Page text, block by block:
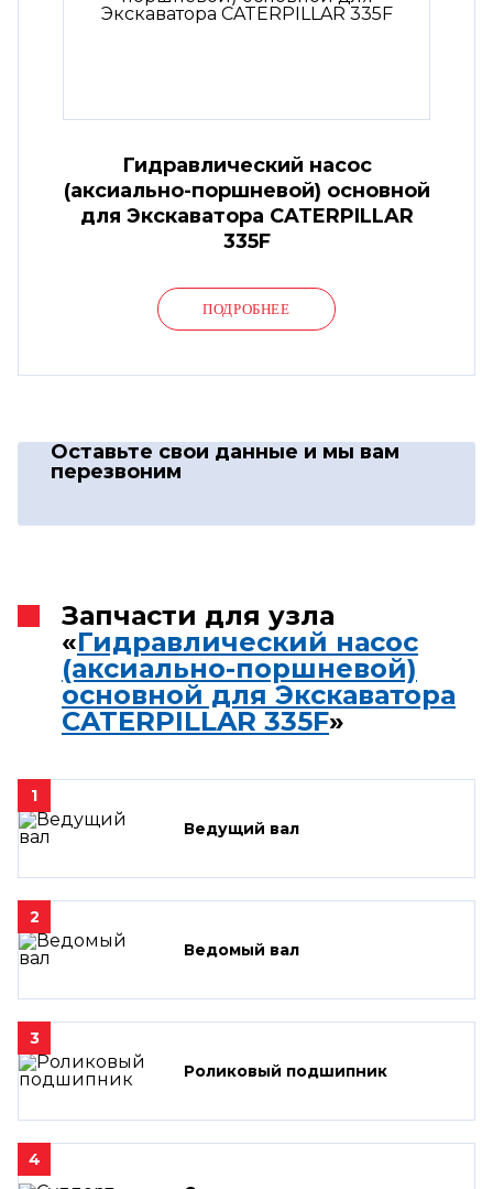
Гидравлический насос
(аксиально-поршневой) основной
для Экскаватора CATERPILLAR
335F
ПОДРОБНЕЕ
Оставьте свои данные и мы вам
перезвоним
Запчасти для узла
«Гидравлический насос
(аксиально-поршневой)
основной для Экскаватора
CATERPILLAR 335F»
1
Ведущий вал
2
Ведомый вал
3
Роликовый подшипник
4